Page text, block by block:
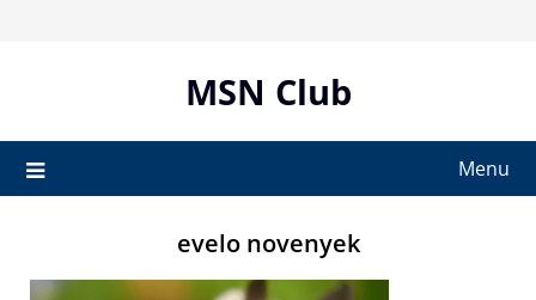
MSN Club
Menu
evelo novenyek